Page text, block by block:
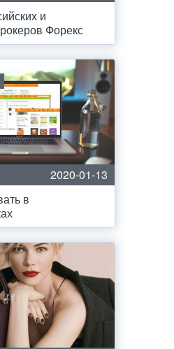
и
Форекс
2020-01-13
в